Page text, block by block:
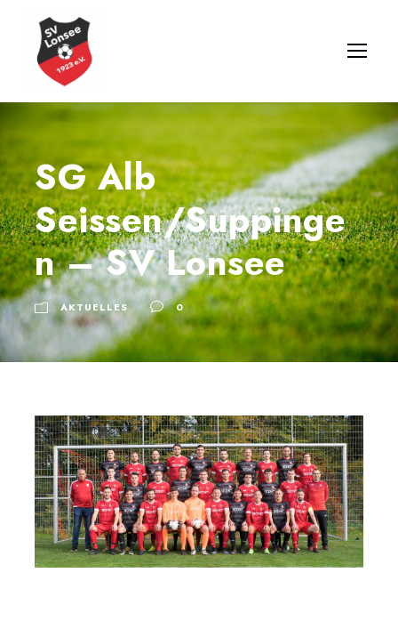
SG Alb
Seissen/Suppinge
n – SV Lonsee
AKTUELLES 0